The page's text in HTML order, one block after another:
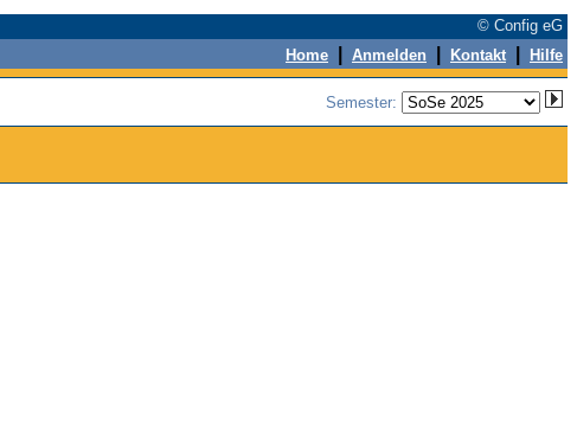
© Config eG
Home Anmelden Kontakt Hilfe
Semester: